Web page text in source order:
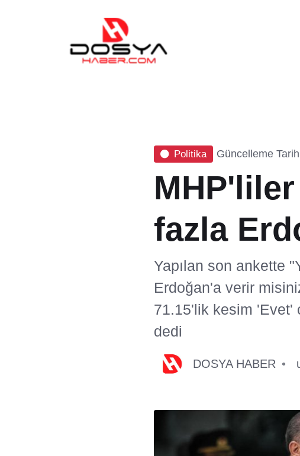
Politika Güncelleme
fazla
Yapılan son ankette
Erdoğan'a verir
71.15'lik kesim 'Evet'
dedi
DOSYA HABER